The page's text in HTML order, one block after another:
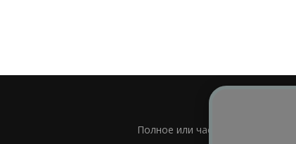
Полное или частичное